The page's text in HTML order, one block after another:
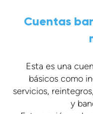
Cuentas
Esta es una
básicos como
servicios,
y